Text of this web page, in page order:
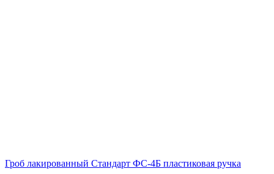
Гроб лакированный Стандарт ФС-4Б пластиковая ручка